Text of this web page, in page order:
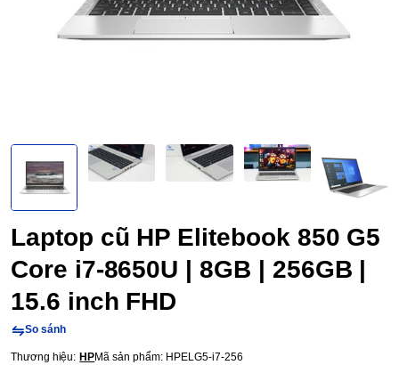
Laptop cũ HP Elitebook 850 G5
Core i7-8650U | 8GB | 256GB |
15.6 inch FHD
So sánh
Thương hiệu: HPMã sản phẩm: HPELG5-i7-256